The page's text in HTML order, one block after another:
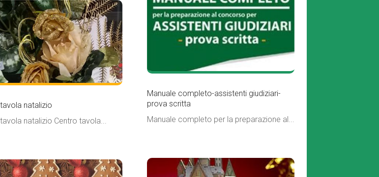
Manuale completo-assistenti giudiziari-
prova scritta
Manuale completo per la preparazione al...
natalizio
natalizio Centro tavola...